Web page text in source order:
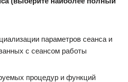
параметров сеанса и
с сеансом работы
процедур и функций